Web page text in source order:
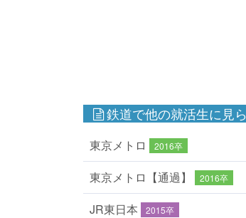
鉄道で他の就活生に見
東京メトロ 2016卒
東京メトロ【通過】 2016卒
JR東日本 2015卒